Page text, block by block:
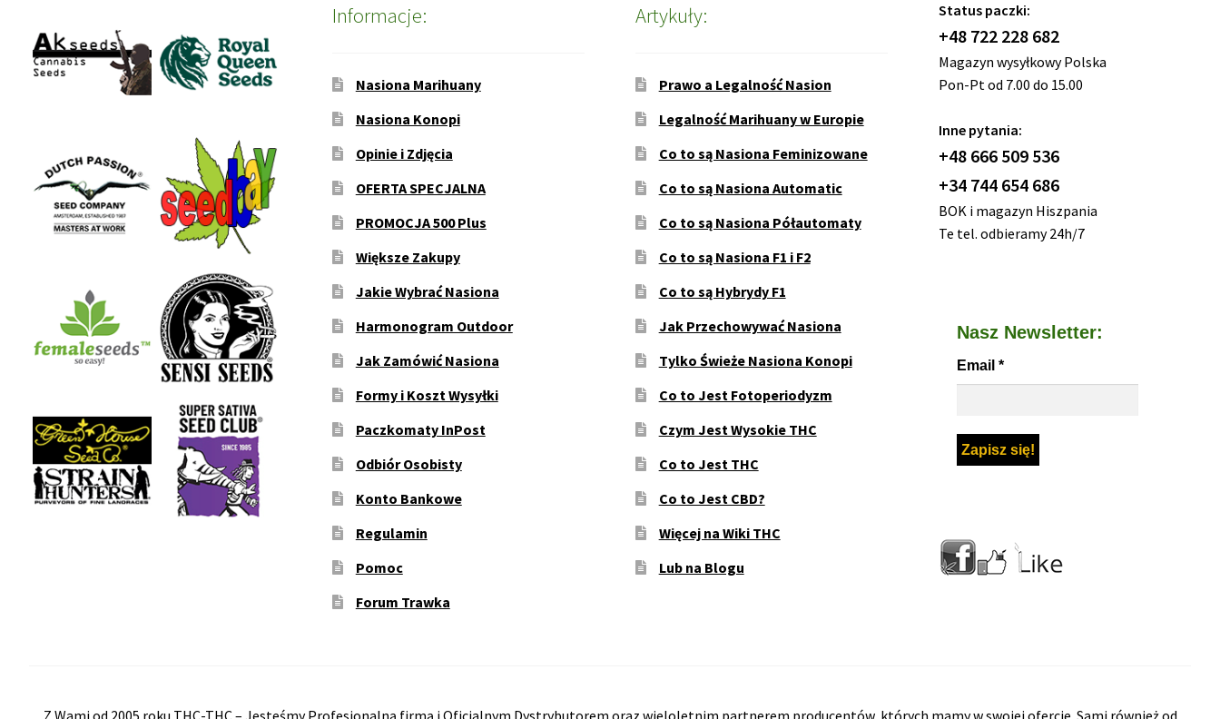
Informacje:
Nasiona Marihuany
Nasiona Konopi
Opinie i Zdjęcia
OFERTA SPECJALNA
PROMOCJA 500 Plus
Większe Zakupy
Jakie Wybrać Nasiona
Harmonogram Outdoor
Jak Zamówić Nasiona
Formy i Koszt Wysyłki
Paczkomaty InPost
Odbiór Osobisty
Konto Bankowe
Regulamin
Pomoc
Forum Trawka
Artykuły:
Prawo a Legalność Nasion
Legalność Marihuany w Europie
Co to są Nasiona Feminizowane
Co to są Nasiona Automatic
Co to są Nasiona Półautomaty
Co to są Nasiona F1 i F2
Co to są Hybrydy F1
Jak Przechowywać Nasiona
Tylko Świeże Nasiona Konopi
Co to Jest Fotoperiodyzm
Czym Jest Wysokie THC
Co to Jest THC
Co to Jest CBD?
Więcej na Wiki THC
Lub na Blogu
Status paczki:
+48 722 228 682
Magazyn wysyłkowy Polska
Pon-Pt od 7.00 do 15.00
Inne pytania:
+48 666 509 536
+34 744 654 686
BOK i magazyn Hiszpania
Te tel. odbieramy 24h/7
Nasz Newsletter:
Email *
Z Wami od 2005 roku THC-THC – Jesteśmy Profesjonalną firmą i Oficjalnym Dystrybutorem oraz wieloletnim partnerem producentów, których mamy w swojej ofercie. Sami również od